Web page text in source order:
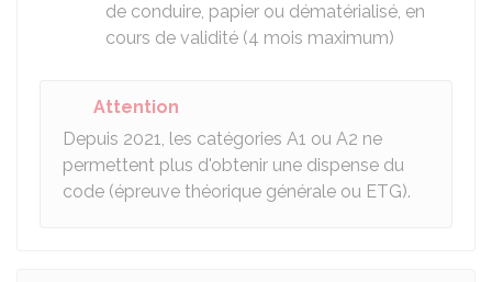
de conduire, papier ou dématérialisé, en
cours de validité (4 mois maximum)
Attention
Depuis 2021, les catégories A1 ou A2 ne
permettent plus d'obtenir une dispense du
code (épreuve théorique générale ou ETG).